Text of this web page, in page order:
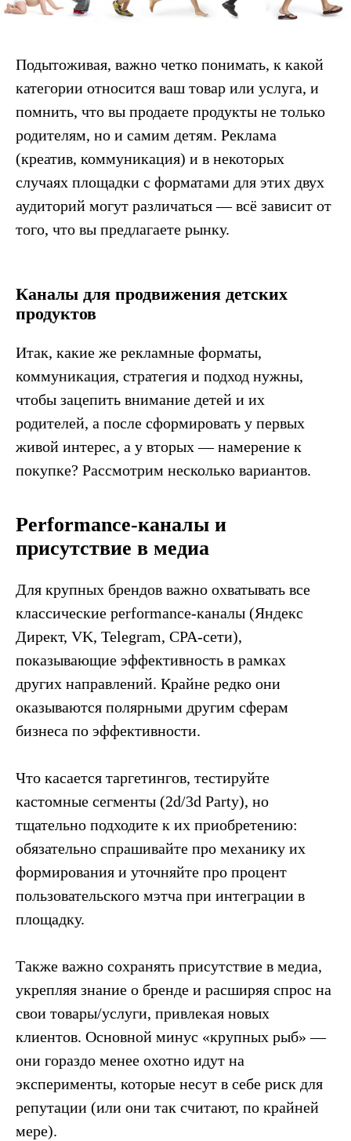
Подытоживая, важно четко понимать, к какой
категории относится ваш товар или услуга, и
помнить, что вы продаете продукты не только
родителям, но и самим детям. Реклама
(креатив, коммуникация) и в некоторых
случаях площадки с форматами для этих двух
аудиторий могут различаться — всё зависит от
того, что вы предлагаете рынку.
Каналы для продвижения детских
продуктов
Итак, какие же рекламные форматы,
коммуникация, стратегия и подход нужны,
чтобы зацепить внимание детей и их
родителей, а после сформировать у первых
живой интерес, а у вторых — намерение к
покупке? Рассмотрим несколько вариантов.
Performance-каналы и
присутствие в медиа
Для крупных брендов важно охватывать все
классические performance-каналы (Яндекс
Директ, VK, Telegram, CPA-сети),
показывающие эффективность в рамках
других направлений. Крайне редко они
оказываются полярными другим сферам
бизнеса по эффективности.
Что касается таргетингов, тестируйте
кастомные сегменты (2d/3d Party), но
тщательно подходите к их приобретению:
обязательно спрашивайте про механику их
формирования и уточняйте про процент
пользовательского мэтча при интеграции в
площадку.
Также важно сохранять присутствие в медиа,
укрепляя знание о бренде и расширяя спрос на
свои товары/услуги, привлекая новых
клиентов. Основной минус «крупных рыб» —
они гораздо менее охотно идут на
эксперименты, которые несут в себе риск для
репутации (или они так считают, по крайней
мере).